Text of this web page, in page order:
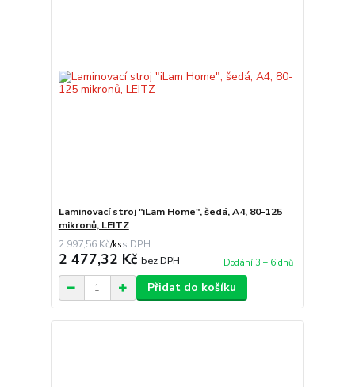
Laminovací stroj "iLam Home", šedá, A4, 80-125
mikronů, LEITZ
2 997,56 Kč/ks
2 477,32 Kč bez DPH Dodání 3 – 6 dnů
Přidat do košíku